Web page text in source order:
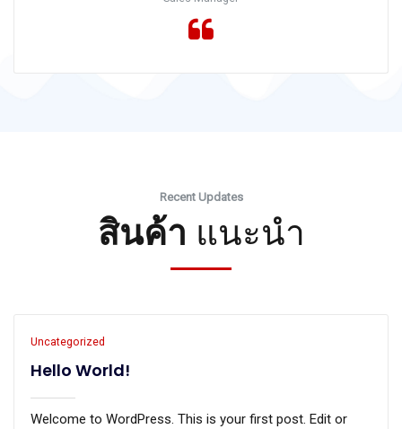
Recent Updates
สินค้า แนะนำ
Uncategorized
Hello World!
Welcome to WordPress. This is your first post. Edit or